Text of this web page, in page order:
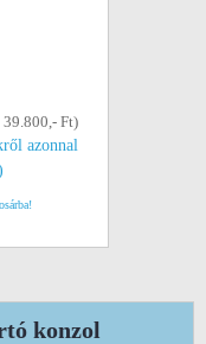
Ft)
azonnal
konzol